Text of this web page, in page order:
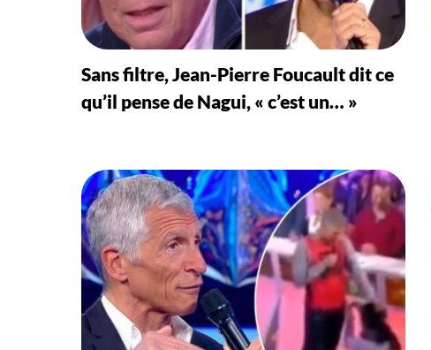
Sans filtre, Jean-Pierre Foucault dit ce
qu’il pense de Nagui, « c’est un… »